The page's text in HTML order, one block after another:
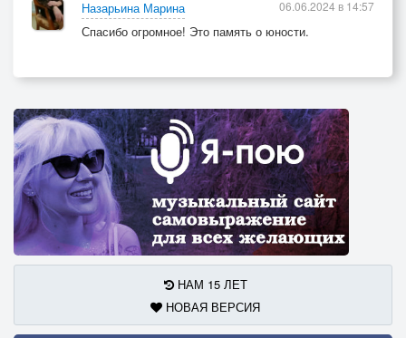
Назарьина Марина
Спасибо огромное! Это память о юности.
06.06.2024 в 14:57
НАМ 15 ЛЕТ
НОВАЯ ВЕРСИЯ